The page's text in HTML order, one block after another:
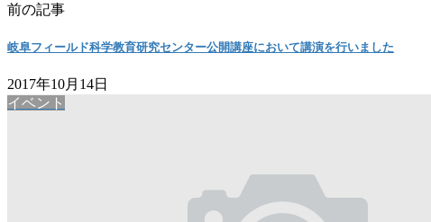
前の記事
岐阜フィールド科学教育研究センター公開講座において講演を行いました
2017年10月14日
イベント